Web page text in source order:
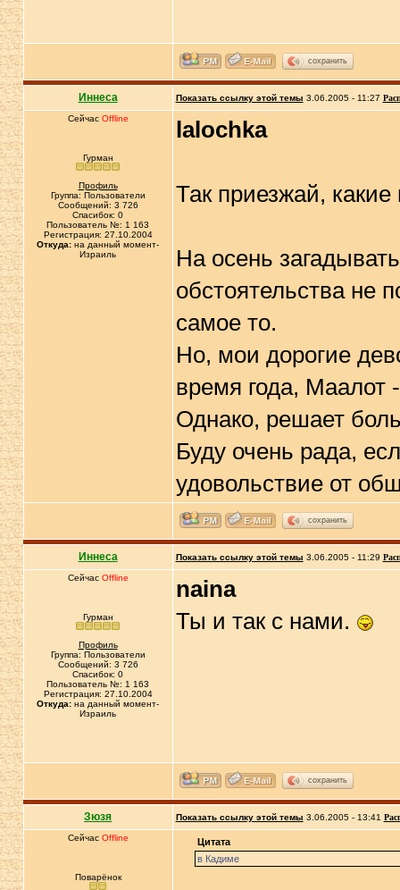
сохранить
Иннеса Показать ссылку этой темы 3.06.2005 - 11:27
Сейчас Offline
Гурман
Профиль
Группа: Пользователи
Сообщений: 3 726
Спасибок: 0
Пользователь №: 1 163
Регистрация: 27.10.2004
Откуда: на данный момент-
Израиль
lalochka
Так приезжай,
На осень
обстоятельства не
самое то.
Но, мои дорогие
время года, Маалот
Однако, решает
Буду очень рада,
удовольствие от
сохранить
Иннеса Показать ссылку этой темы 3.06.2005 - 11:29
Сейчас Offline
Гурман
Профиль
Группа: Пользователи
Сообщений: 3 726
Спасибок: 0
Пользователь №: 1 163
Регистрация: 27.10.2004
Откуда: на данный момент-
Израиль
naina
Ты и так с нами.
сохранить
Зюзя Показать ссылку этой темы 3.06.2005 - 13:41
Сейчас Offline
Поварёнок
Цитата
в Кадиме